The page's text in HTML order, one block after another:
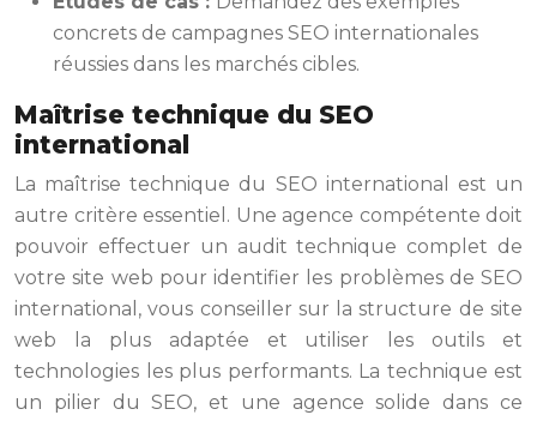
concrets de campagnes SEO internationales
réussies dans les marchés cibles.
Maîtrise technique du SEO
international
La maîtrise technique du SEO international est un
autre critère essentiel. Une agence compétente doit
pouvoir effectuer un audit technique complet de
votre site web pour identifier les problèmes de SEO
international, vous conseiller sur la structure de site
web la plus adaptée et utiliser les outils et
technologies les plus performants. La technique est
un pilier du SEO, et une agence solide dans ce